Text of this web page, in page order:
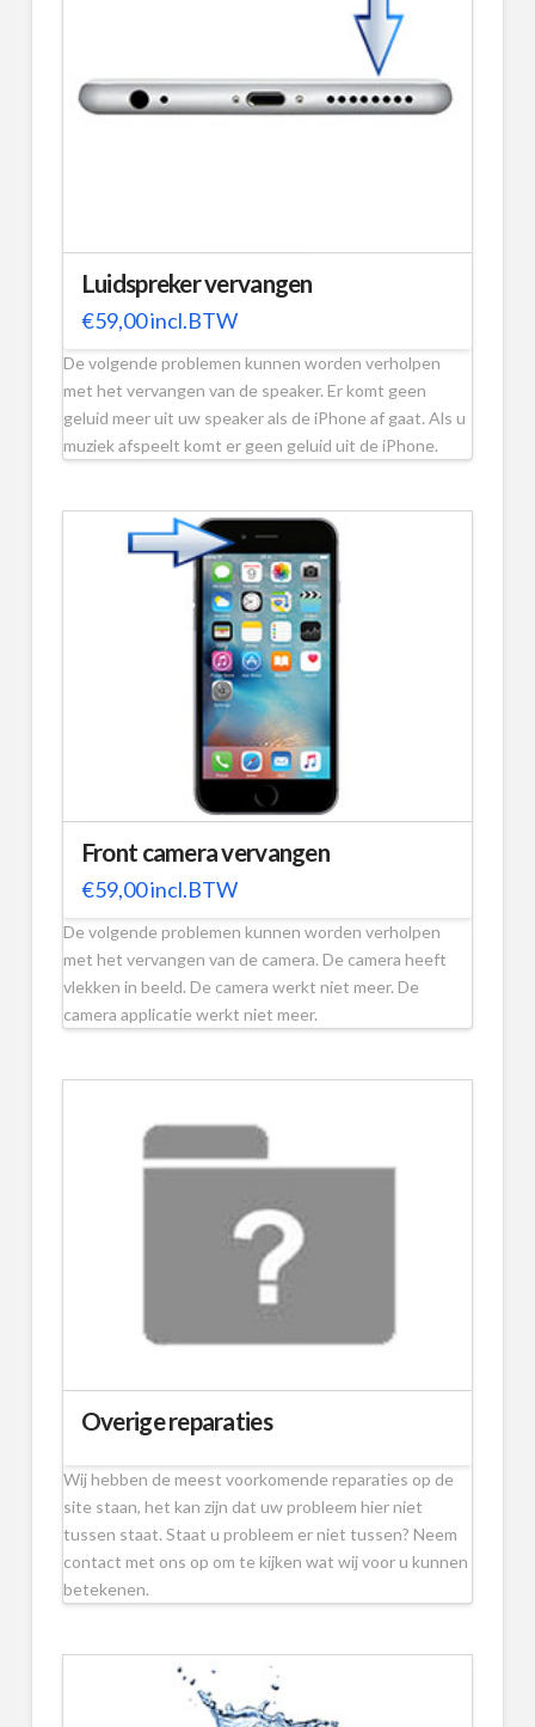
Luidspreker vervangen
€59,00incl.BTW
De volgende problemen kunnen worden verholpen
met het vervangen van de speaker. Er komt geen
geluid meer uit uw speaker als de iPhone af gaat. Als u
muziek afspeelt komt er geen geluid uit de iPhone.
Front camera vervangen
€59,00incl.BTW
De volgende problemen kunnen worden verholpen
met het vervangen van de camera. De camera heeft
vlekken in beeld. De camera werkt niet meer. De
camera applicatie werkt niet meer.
Overige reparaties
Wij hebben de meest voorkomende reparaties op de
site staan, het kan zijn dat uw probleem hier niet
tussen staat. Staat u probleem er niet tussen? Neem
contact met ons op om te kijken wat wij voor u kunnen
betekenen.